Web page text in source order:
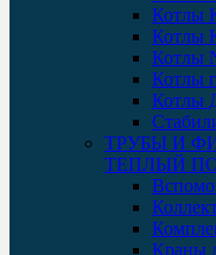
Котлы
Котлы
Котлы
Котлы
Котлы
ТРУБЫ И
ТЕПЛЫЙ
Краны